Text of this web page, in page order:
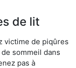
de lit
victime de piqûres
sommeil dans
pas à